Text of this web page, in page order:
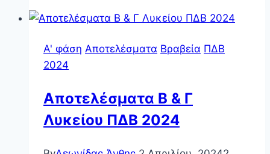
φάσης
2018
Α' φάση Αποτελέσματα Βραβεία ΠΔΒ
2024
Αποτελέσματα Β & Γ
Λυκείου ΠΔΒ 2024